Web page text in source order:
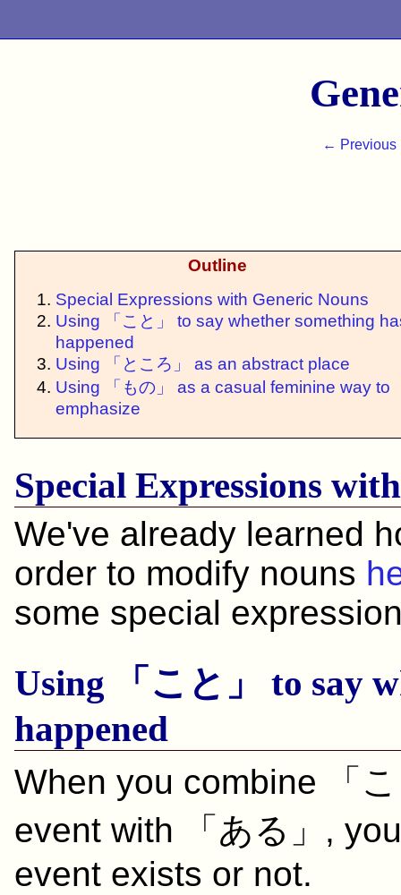
← Previous
Outline
Special Expressions with Generic Nouns
Using 「 こと 」 to say whether something
happened
Using 「 ところ 」 as an abstract place
Using 「 もの 」 as a casual feminine way to
emphasize
Special Expressions
We've already learned
order to modify nouns
some special
Using 「 こと 」 to say
happened
When you combine 「
event with 「 ある 」,
event exists or not.